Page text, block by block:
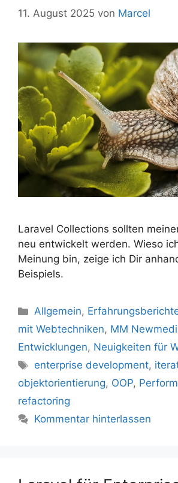
11. August 2025 von Marcel
Laravel Collections sollten
neu entwickelt werden. Wieso
Meinung bin, zeige ich Dir
Beispiels.
Kategorien
Allgemein,
mit Webtechniken, MM
Entwicklungen, Neuigkeiten für
Schlagwörter
enterprise development,
objektorientierung, OOP,
refactoring
Kommentar hinterlassen